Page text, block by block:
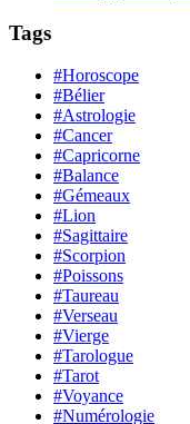
Tags
#Horoscope
#Bélier
#Astrologie
#Cancer
#Capricorne
#Balance
#Gémeaux
#Lion
#Sagittaire
#Scorpion
#Poissons
#Taureau
#Verseau
#Vierge
#Tarologue
#Tarot
#Voyance
#Numérologie